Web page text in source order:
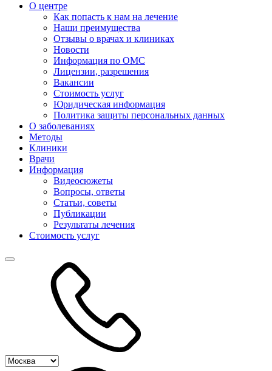
О центре
Как попасть к нам на лечение
Наши преимущества
Отзывы о врачах и клиниках
Новости
Информация по ОМС
Лицензии, разрешения
Вакансии
Стоимость услуг
Юридическая информация
Политика защиты персональных данных
О заболеваниях
Методы
Клиники
Врачи
Информация
Видеосюжеты
Вопросы, ответы
Статьи, советы
Публикации
Результаты лечения
Стоимость услуг